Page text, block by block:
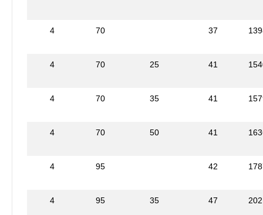
4 70 37
4 70 25 41
4 70 35 41
4 70 50 41
4 95 42
4 95 35 47